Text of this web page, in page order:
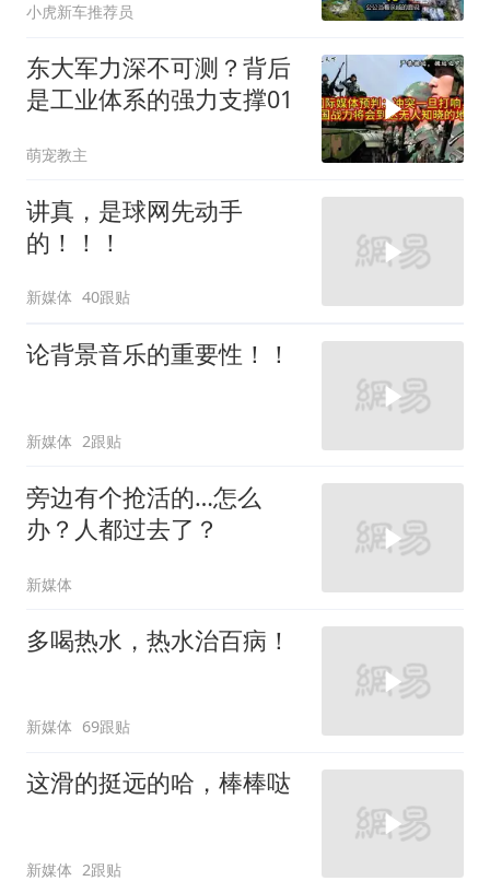
小虎新车推荐员
东大军力深不可测？背后
是工业体系的强力支撑01
萌宠教主
讲真，是球网先动手
的！！！
新媒体 40跟贴
论背景音乐的重要性！！
新媒体 2跟贴
旁边有个抢活的…怎么
办？人都过去了？
新媒体
多喝热水，热水治百病！
新媒体 69跟贴
这滑的挺远的哈，棒棒哒
新媒体 2跟贴